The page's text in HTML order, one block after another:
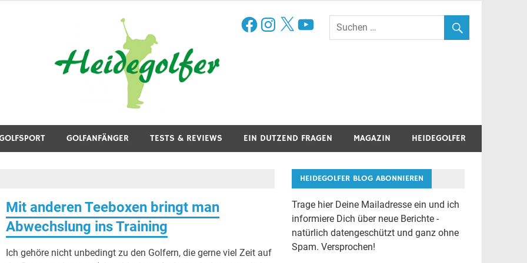
FacebookInstagram
X YouTube
GOLFANFÄNGER TESTS & REVIEWS EIN DUTZEND FRAGEN MAGAZIN HEIDEGOLFER
Mit anderen Teeboxen bringt man
Abwechslung ins Training
Ich gehöre nicht unbedingt zu den Golfern, die gerne viel Zeit auf
HEIDEGOLFER BLOG ABONNIEREN
Trage hier Deine Mailadresse ein und ich
informiere Dich über neue Berichte -
natürlich datengeschützt und ganz ohne
Spam. Versprochen!